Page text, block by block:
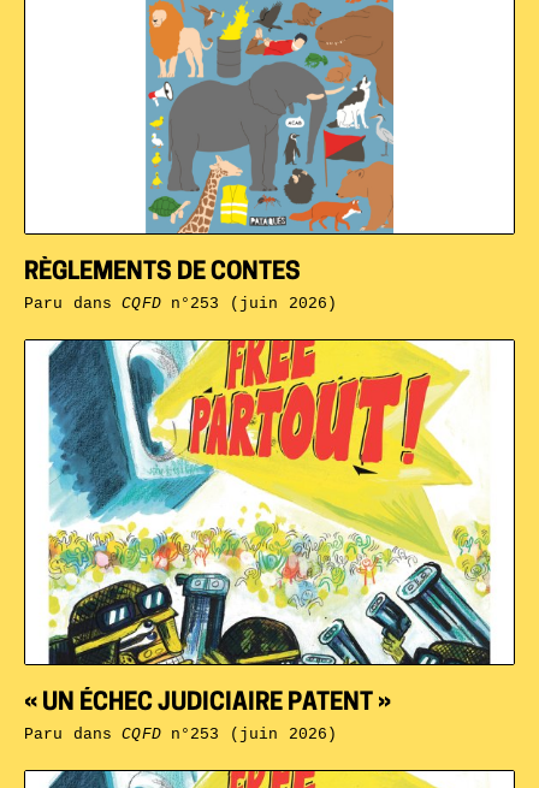
« UN ÉCHEC JUDICIAIRE PATENT »
Paru dansCQFDn°253 (juin 2026)
RÈGLEMENTS DE CONTES
Paru dansCQFDn°253 (juin 2026)